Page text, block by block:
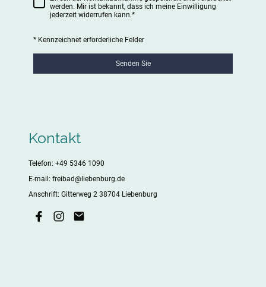
werden. Mir ist bekannt, dass ich meine Einwilligung
jederzeit widerrufen kann.*
* Kennzeichnet erforderliche Felder
Senden Sie
Kontakt
Telefon: +49 5346 1090
E-mail: freibad@liebenburg.de
Anschrift: Gitterweg 2 38704 Liebenburg